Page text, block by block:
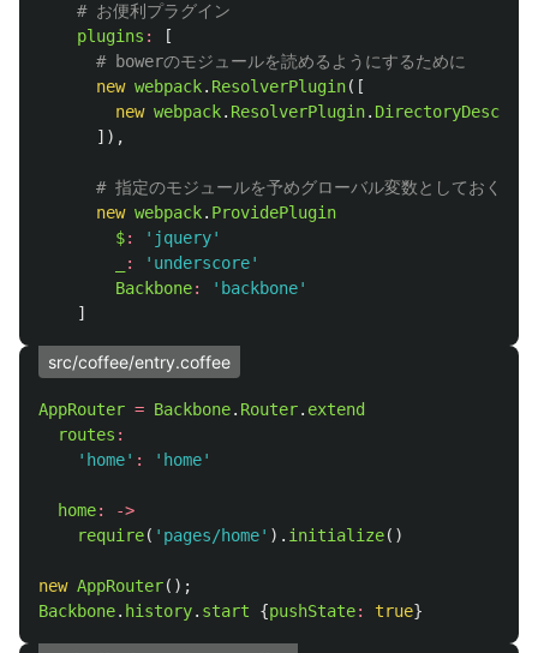
# お便利プラグイン
plugins :
[
# bowerのモジュールを読めるようにするために
new webpack. ResolverPlugin([
new webpack. ResolverPlugin.
]),
# 指定のモジュールを予めグローバル変数としておく(後
new webpack. ProvidePlugin
$:
'jquery'
:
'underscore'
Backbone:
'backbone'
]
src/coffee/entry.coffee
AppRouter = Backbone. Router. extend
routes :
'home' : 'home'
home:
->
require( 'pages/home' ). initialize()
new AppRouter();
Backbone. history. start {pushState: true}